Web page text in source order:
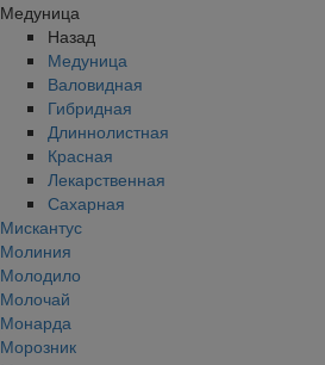
Медуница
Назад
Медуница
Валовидная
Гибридная
Длиннолистная
Красная
Лекарственная
Сахарная
Мискантус
Молиния
Молодило
Молочай
Монарда
Морозник